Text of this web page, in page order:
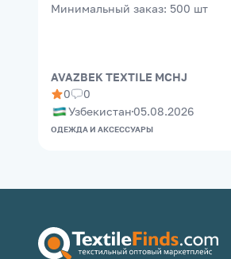
Минимальный заказ: 500 шт
AVAZBEK TEXTILE MCHJ
0
0
Узбекистан 05.08.2026
ОДЕЖДА И АКСЕССУАРЫ